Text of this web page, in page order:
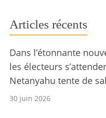
Articles récents
Dans l’étonnante
les électeurs
Netanyahu tente de
30 juin 2026